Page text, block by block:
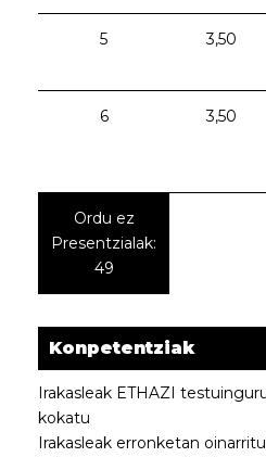
5 3,50
6 3,50
Ordu ez
Presentzialak:
49
Konpetentziak
Irakasleak ETHAZI
kokatu
Irakasleak erronketan